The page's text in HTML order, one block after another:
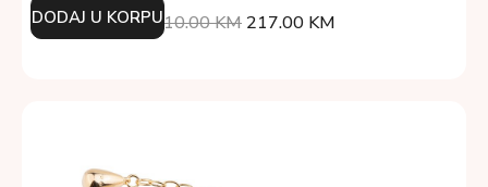
310.00KM 217.00 KM
DODAJ U KORPU